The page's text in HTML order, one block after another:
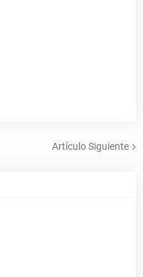
Artículo Siguiente